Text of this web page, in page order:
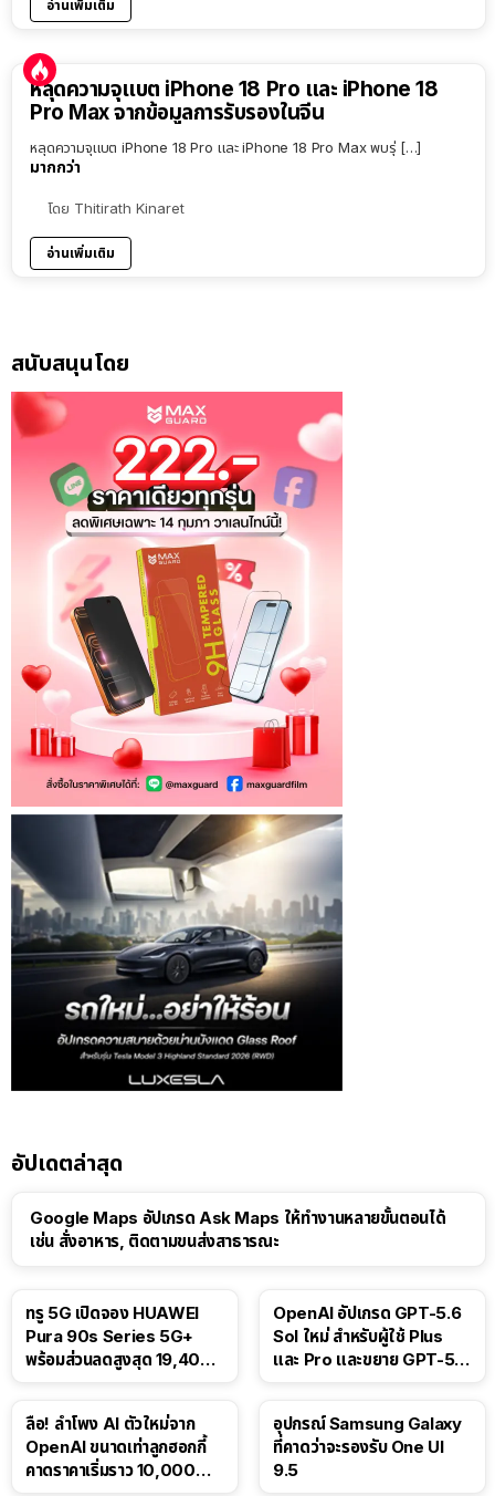
อ่านเพิ่มเติม
หลุดความจุแบต iPhone 18 Pro และ iPhone 18
Pro Max จากข้อมูลการรับรองในจีน
หลุดความจุแบต iPhone 18 Pro และ iPhone 18 Pro Max พบรุ่ […]
มากกว่า
โดย Thitirath Kinaret
อ่านเพิ่มเติม
สนับสนุนโดย
อัปเดตล่าสุด
Google Maps อัปเกรด Ask Maps ให้ทำงานหลายขั้นตอนได้
เช่น สั่งอาหาร, ติดตามขนส่งสาธารณะ
ทรู 5G เปิดจอง HUAWEI
Pura 90s Series 5G+
พร้อมส่วนลดสูงสุด 19,400
OpenAI อัปเกรด GPT-5.6
Sol ใหม่ สำหรับผู้ใช้ Plus
และ Pro และขยาย GPT-5.6
ลือ! ลำโพง AI ตัวใหม่จาก
OpenAI ขนาดเท่าลูกฮอกกี้
คาดราคาเริ่มราว 10,000
อุปกรณ์ Samsung Galaxy
ที่คาดว่าจะรองรับ One UI
9.5